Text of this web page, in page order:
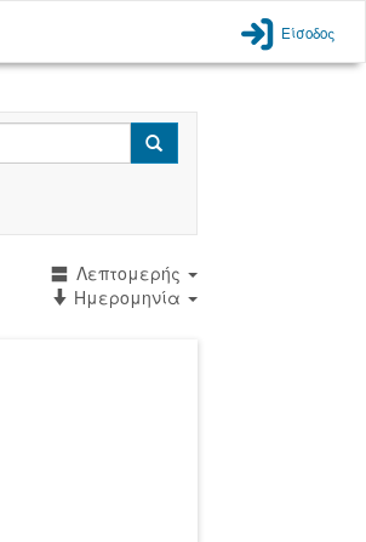
Είσοδος
Search
Λεπτομερής
Ημερομηνία